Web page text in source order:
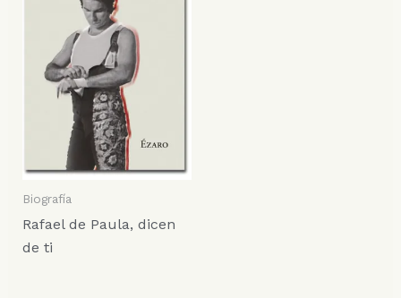
Biografía
Rafael de Paula, dicen
de ti